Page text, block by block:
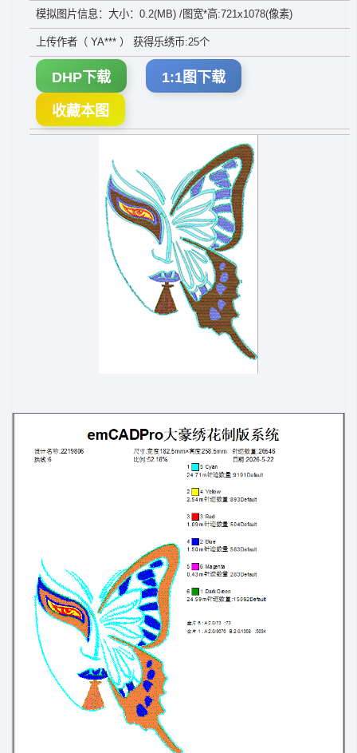
模拟图片信息：大小：0.2(MB) /图宽*高:721x1078(像素)
上传作者（ YA*** ） 获得乐绣币:25个
DHP下载 1:1图下载
收藏本图